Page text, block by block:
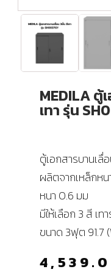
MEDILA ตู้
เทา รุ่น
ตู้เอกสารบานเลื่
ผลิตจากเหล็กห
หนา 0.6 มม
มีให้เลือก 3 สี เท
ขนาด 3ฟุต 91.7